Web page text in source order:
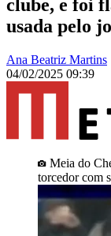
clube, e foi
usada pelo
Ana Beatriz Martins
04/02/2025 09:39
Meia do
torcedor com